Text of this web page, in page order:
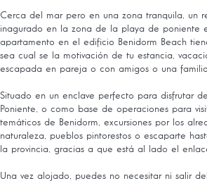
Cerca del mar pero en una zona tranquila, un
inagurado en la zona de la playa de poniente
apartamento en el edificio Benidorm Beach
sea cual se la motivación de tu estancia,
escapada en pareja o con amigos o una
Situado en un enclave perfecto para disfrutar
Poniente, o como base de operaciones para
temáticos de Benidorm, excursiones por los
naturaleza, pueblos pintorestos o escaparte
la provincia, gracias a que está al lado el
Una vez alojado, puedes no necesitar ni salir